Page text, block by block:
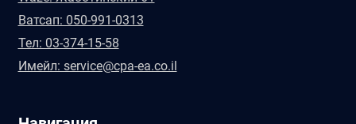
Ватсап: 050-991-0313
Тел: 03-374-15-58
Имейл: service@cpa-ea.co.il